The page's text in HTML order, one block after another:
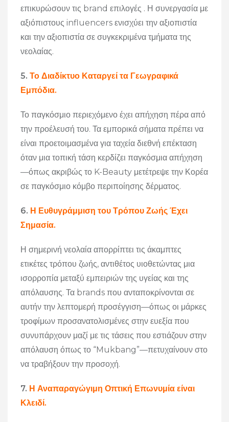
επικυρώσουν τις brand επιλογές . Η συνεργασία με
αξιόπιστους influencers ενισχύει την αξιοπιστία
και την αξιοπιστία σε συγκεκριμένα τμήματα της
νεολαίας.
5. Το Διαδίκτυο Καταργεί τα Γεωγραφικά
Εμπόδια.
Το παγκόσμιο περιεχόμενο έχει απήχηση πέρα από
την προέλευσή του. Τα εμπορικά σήματα πρέπει να
είναι προετοιμασμένα για ταχεία διεθνή επέκταση
όταν μια τοπική τάση κερδίζει παγκόσμια απήχηση
—όπως ακριβώς το K-Beauty μετέτρεψε την Κορέα
σε παγκόσμιο κόμβο περιποίησης δέρματος.
6. Η Ευθυγράμμιση του Τρόπου Ζωής Έχει
Σημασία.
Η σημερινή νεολαία απορρίπτει τις άκαμπτες
ετικέτες τρόπου ζωής, αντιθέτος υιοθετώντας μια
ισορροπία μεταξύ εμπειριών της υγείας και της
απόλαυσης. Τα brands που ανταποκρίνονται σε
αυτήν την λεπτομερή προσέγγιση—όπως οι μάρκες
τροφίμων προσανατολισμένες στην ευεξία που
συνυπάρχουν μαζί με τις τάσεις που εστιάζουν στην
απόλαυση όπως το “Mukbang”—πετυχαίνουν στο
να τραβήξουν την προσοχή.
7. Η Αναπαραγώγιμη Οπτική Επωνυμία είναι
Κλειδί.